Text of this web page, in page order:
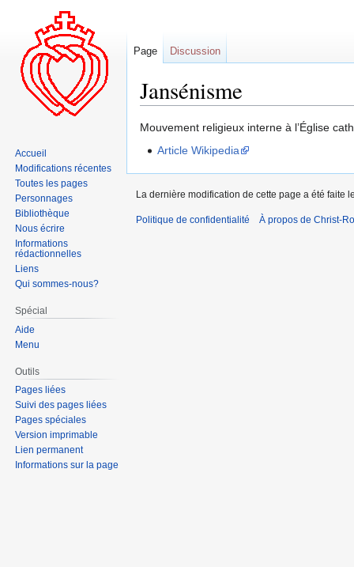
Jansénisme
Aller
Aller
Mouvement religieux interne à l’Église
Article Wikipedia
Page Discussion
Accueil
Modifications récentes
Toutes les pages
Personnages
Bibliothèque
Nous écrire
Informations
rédactionnelles
Liens
Qui sommes-nous?
Spécial
Aide
Menu
Outils
Pages liées
Suivi des pages liées
Pages spéciales
Version imprimable
Lien permanent
Informations sur la page
La dernière modification de cette page a été faite
Politique de confidentialité À propos de Christ-